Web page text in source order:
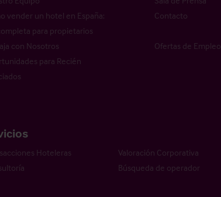
vender un hotel en España:
para propietarios
Contacto
con Nosotros
Ofertas de Empleo
para Recién
Hoteleras
Valoración Corporativa
Búsqueda de operador